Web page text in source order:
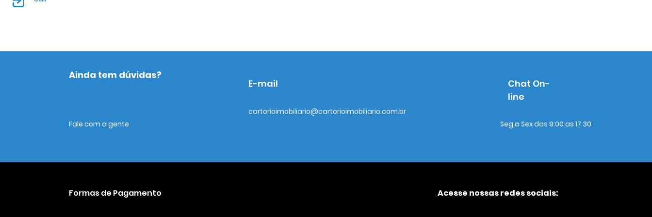
Ainda tem dúvidas?
Fale com a gente
E-mail
cartorioimobiliario@cartorioimobiliario.com.br
Chat On-
line
Seg a Sex das 9:00 as 17:30
Formas de Pagamento Acesse nossas redes sociais: